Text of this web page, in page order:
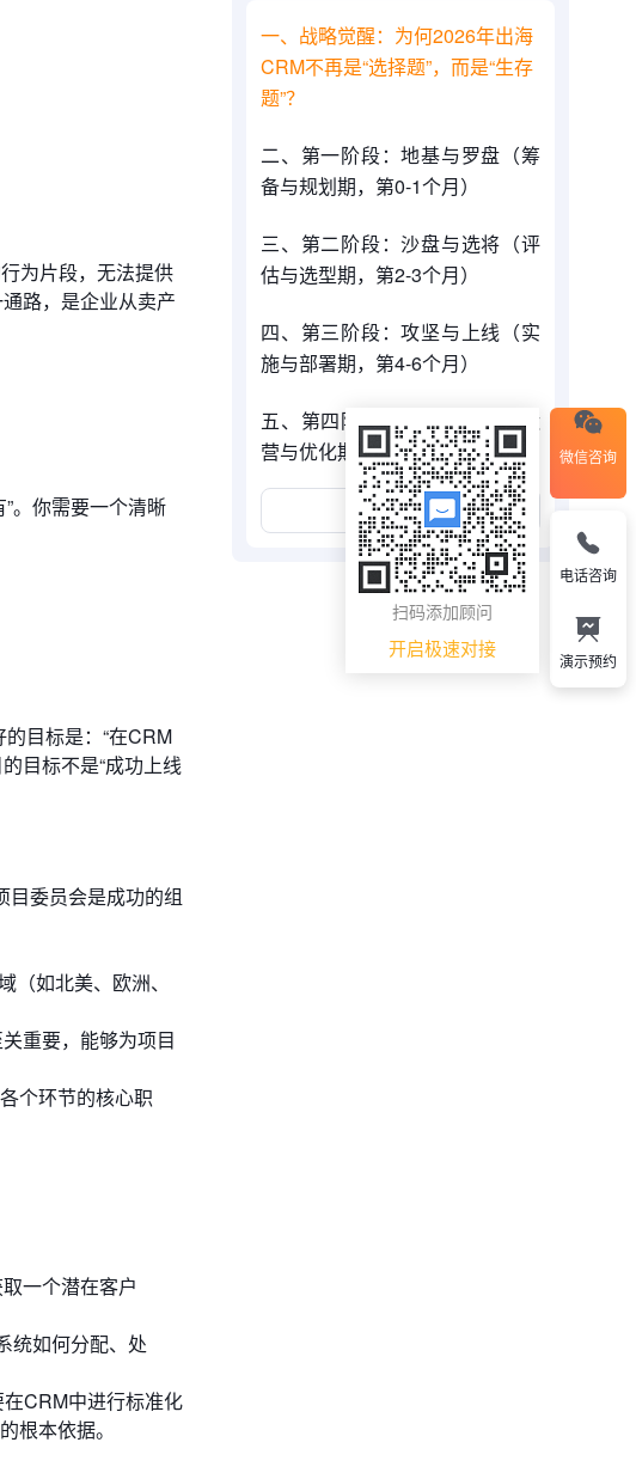
为片段，无法提供
路，是企业从卖产
。你需要一个清晰
目标是：“在CRM
目标不是“成功上线
目委员会是成功的组
如北美、欧洲、
重要，能够为项目
个环节的核心职
一个潜在客户
统如何分配、处
在CRM中进行标准化
根本依据。
一、战略觉醒：为何2026年出海
CRM不再是“选择题”，而是“生存
题”？
二、第一阶段：地基与罗盘（筹
备与规划期，第0-1个月）
三、第二阶段：沙盘与选将（评
估与选型期，第2-3个月）
四、第三阶段：攻坚与上线（实
施与部署期，第4-6个月）
五、第四阶段：巡航与进化（运
营与优化期，上线后）
展开更多
微信咨询
扫码添加顾问
开启极速对接
电话咨询
演示预约